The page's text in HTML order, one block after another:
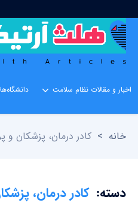
اخبار و مقالات نظام سلامت
خانه > کادر درمان، پزشکان و
دسته: کادر درمان،